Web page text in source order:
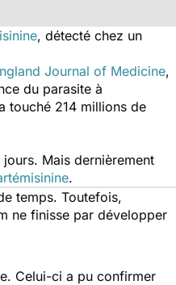
, détecté chez un
Journal of Medicine,
du parasite à
touché 214 millions de
Mais dernièrement
.
temps. Toutefois,
ne finisse par développer
Celui-ci a pu confirmer